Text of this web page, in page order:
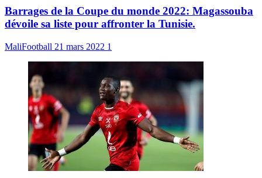
Barrages de la Coupe du monde 2022: Magassouba
dévoile sa liste pour affronter la Tunisie.
MaliFootball 21 mars 2022 1